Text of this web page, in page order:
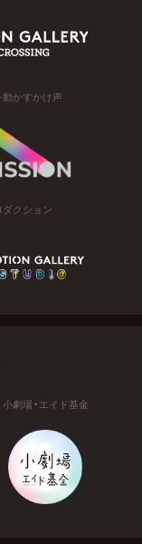
かすかけ声
ダクション
小劇場・エイド基金